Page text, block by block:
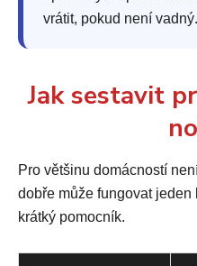
vrátit, pokud není vadný.
Jak sestavit
Pro většinu domácností
dobře může fungovat
krátký pomocník.